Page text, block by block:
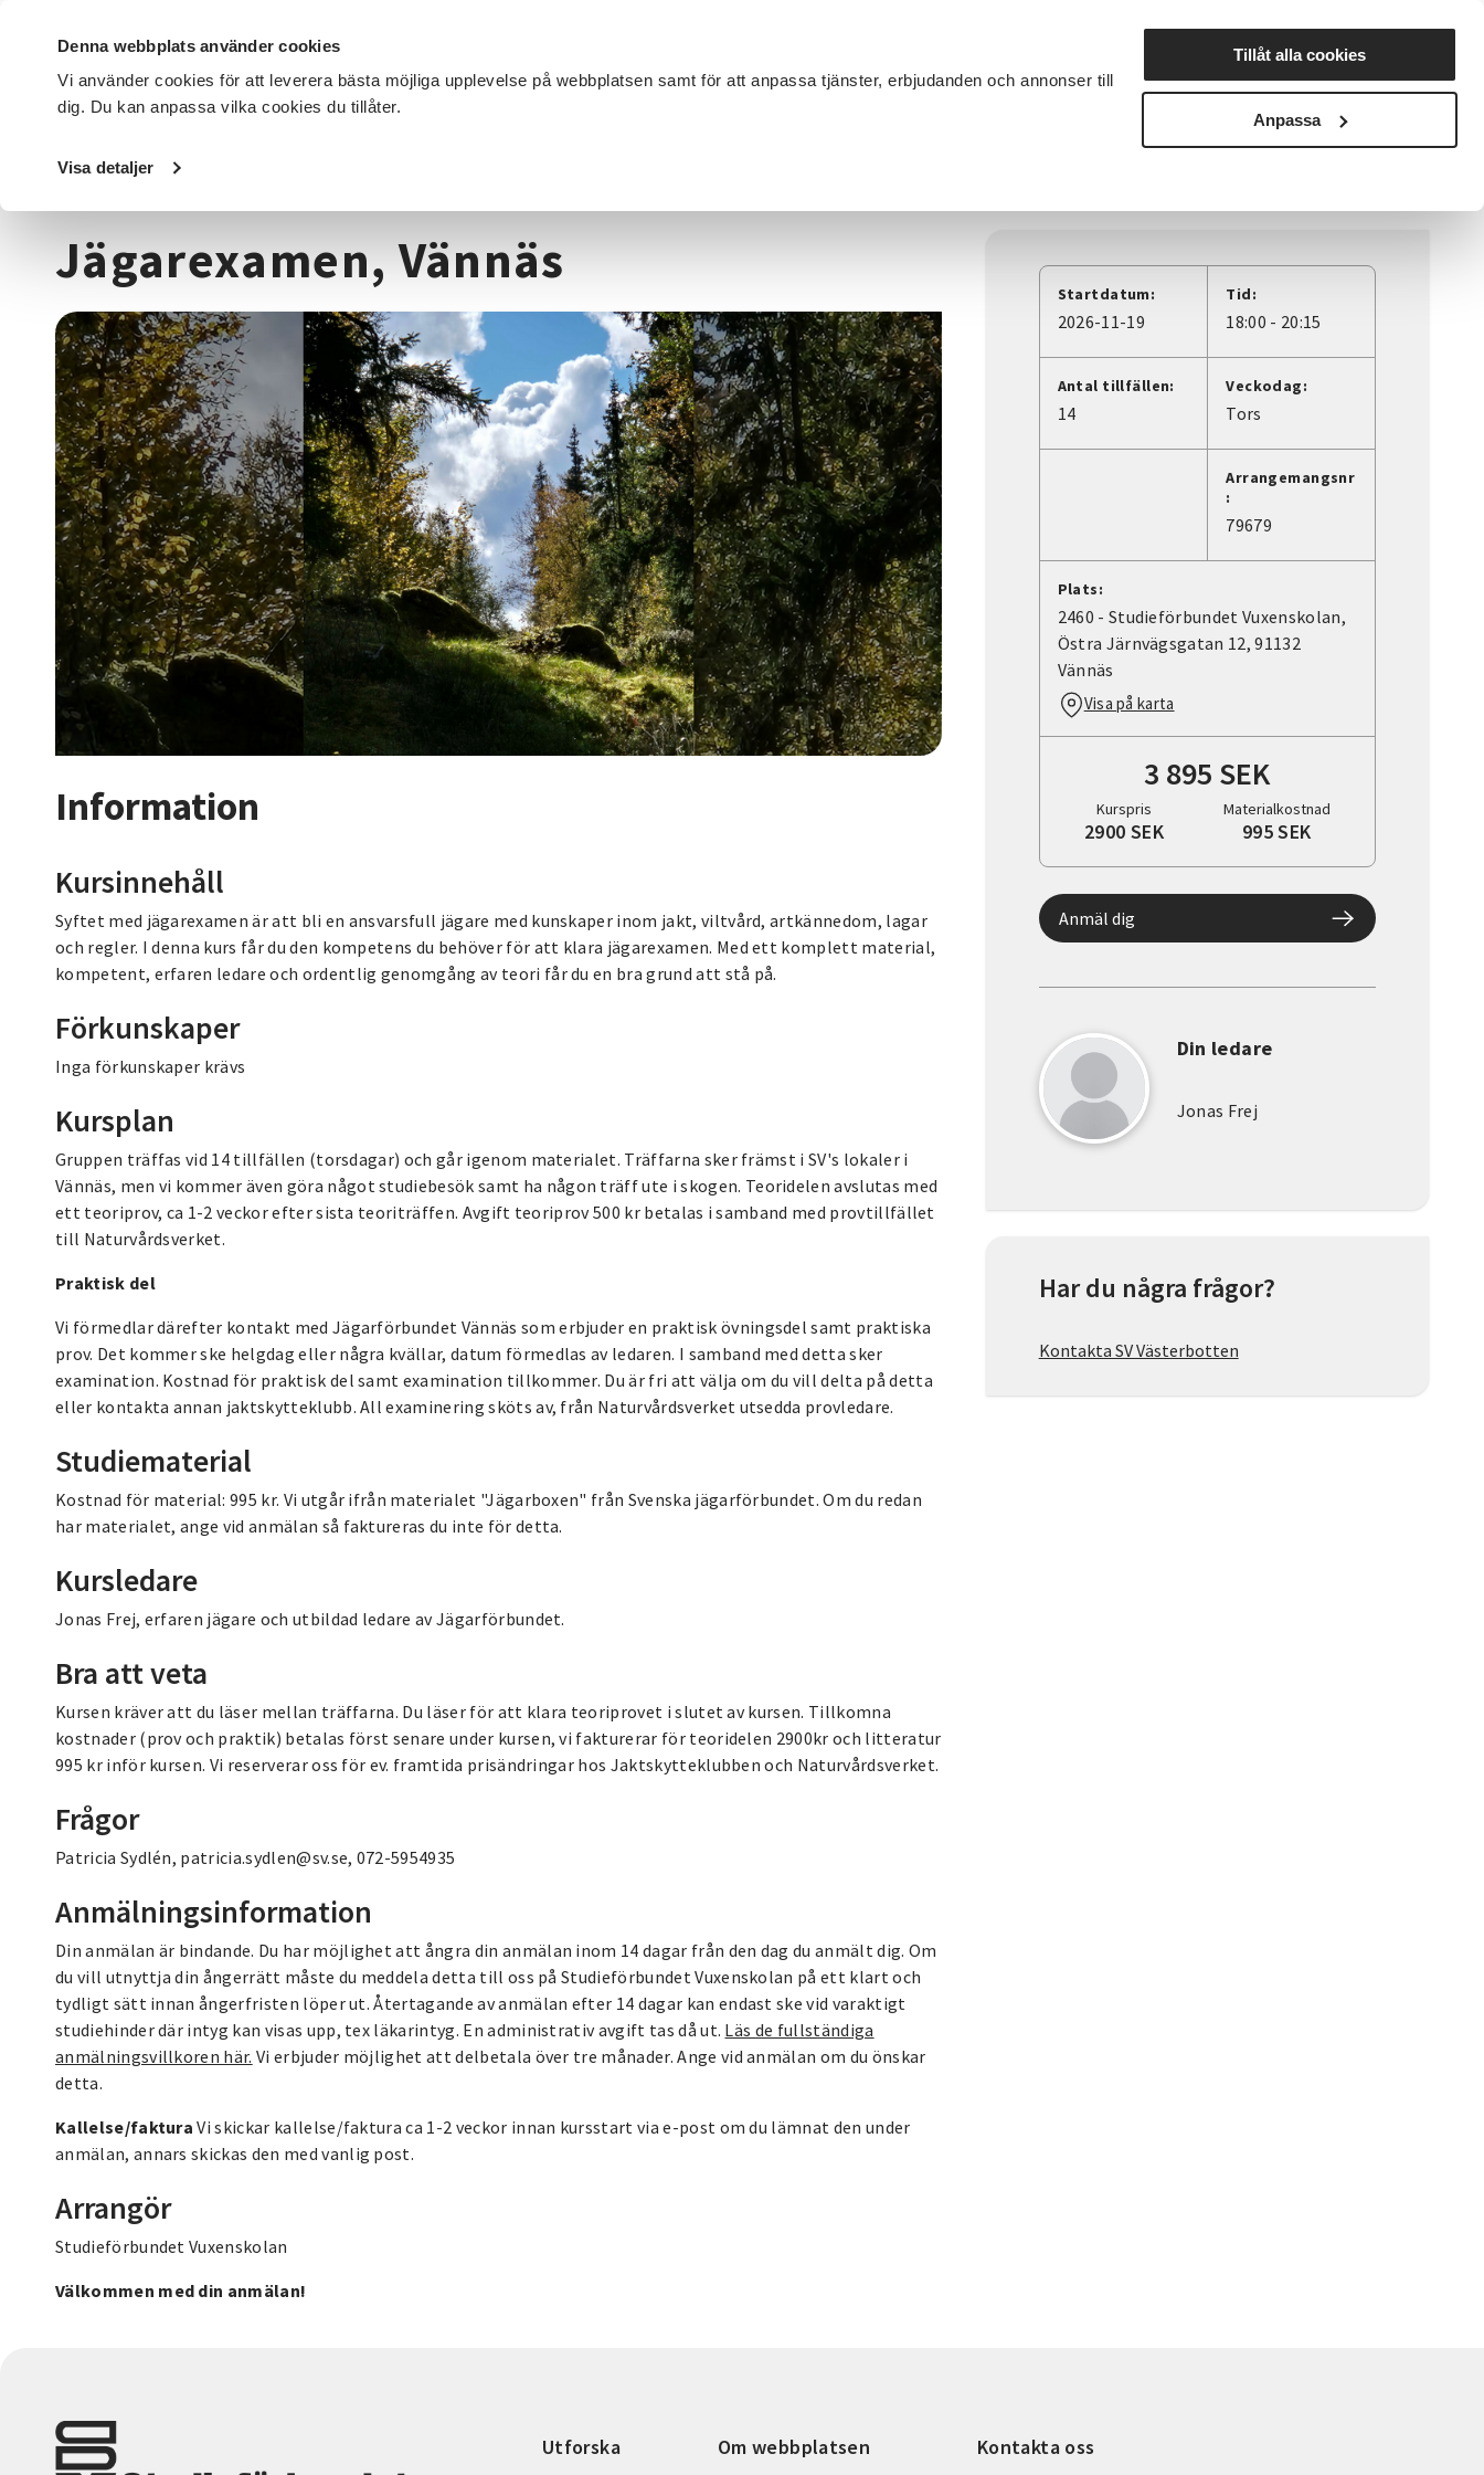
Denna webbplats använder cookies
Vi använder cookies för att leverera bästa möjliga upplevelse på webbplatsen samt för att anpassa tjänster, erbjudanden och annonser till
dig. Du kan anpassa vilka cookies du tillåter.
Visa detaljer
Tillåt alla cookies
Anpassa
DET HÄR GÖR VI FÖR DIG SOM SÖK KURSER OCH EVENEMANG Nyheter Avdelningar
Startsida / Kurser och evenemang
Jägarexamen, Vännäs
Information
Kursinnehåll
Syftet med jägarexamen är att bli en ansvarsfull jägare med kunskaper inom jakt, viltvård, artkännedom, lagar
och regler. I denna kurs får du den kompetens du behöver för att klara jägarexamen. Med ett komplett material,
kompetent, erfaren ledare och ordentlig genomgång av teori får du en bra grund att stå på.
Förkunskaper
Inga förkunskaper krävs
Kursplan
Gruppen träffas vid 14 tillfällen (torsdagar) och går igenom materialet. Träffarna sker främst i SV's lokaler i
Vännäs, men vi kommer även göra något studiebesök samt ha någon träff ute i skogen. Teoridelen avslutas med
ett teoriprov, ca 1-2 veckor efter sista teoriträffen. Avgift teoriprov 500 kr betalas i samband med provtillfället
till Naturvårdsverket.
Praktisk del
Vi förmedlar därefter kontakt med Jägarförbundet Vännäs som erbjuder en praktisk övningsdel samt praktiska
prov. Det kommer ske helgdag eller några kvällar, datum förmedlas av ledaren. I samband med detta sker
examination. Kostnad för praktisk del samt examination tillkommer. Du är fri att välja om du vill delta på detta
eller kontakta annan jaktskytteklubb. All examinering sköts av, från Naturvårdsverket utsedda provledare.
Studiematerial
Kostnad för material: 995 kr. Vi utgår ifrån materialet "Jägarboxen" från Svenska jägarförbundet. Om du redan
har materialet, ange vid anmälan så faktureras du inte för detta.
Kursledare
Jonas Frej, erfaren jägare och utbildad ledare av Jägarförbundet.
Bra att veta
Kursen kräver att du läser mellan träffarna. Du läser för att klara teoriprovet i slutet av kursen. Tillkomna
kostnader (prov och praktik) betalas först senare under kursen, vi fakturerar för teoridelen 2900kr och litteratur
995 kr inför kursen. Vi reserverar oss för ev. framtida prisändringar hos Jaktskytteklubben och Naturvårdsverket.
Frågor
Patricia Sydlén, patricia.sydlen@sv.se, 072-5954935
Anmälningsinformation
Din anmälan är bindande. Du har möjlighet att ångra din anmälan inom 14 dagar från den dag du anmält dig. Om
du vill utnyttja din ångerrätt måste du meddela detta till oss på Studieförbundet Vuxenskolan på ett klart och
tydligt sätt innan ångerfristen löper ut. Återtagande av anmälan efter 14 dagar kan endast ske vid varaktigt
studiehinder där intyg kan visas upp, tex läkarintyg. En administrativ avgift tas då ut. Läs de fullständiga
anmälningsvillkoren här. Vi erbjuder möjlighet att delbetala över tre månader. Ange vid anmälan om du önskar
detta.
Kallelse/faktura Vi skickar kallelse/faktura ca 1-2 veckor innan kursstart via e-post om du lämnat den under
anmälan, annars skickas den med vanlig post.
Arrangör
Studieförbundet Vuxenskolan
Välkommen med din anmälan!
Startdatum:
2026-11-19
Tid:
18:00 - 20:15
Antal tillfällen:
14
Veckodag:
Tors
Arrangemangsnr
:
79679
Plats:
2460 - Studieförbundet Vuxenskolan,
Östra Järnvägsgatan 12, 91132
Vännäs
Visa på karta
3 895 SEK
Kurspris
2900 SEK
Materialkostnad
995 SEK
Anmäl dig
Din ledare
Jonas Frej
Har du några frågor?
Kontakta SV Västerbotten
Utforska Om webbplatsen Kontakta oss